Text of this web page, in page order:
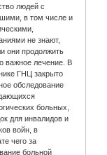
людей с
в том числе и
не знают,
они продолжить
важное лечение. В
ГНЦ закрыто
обследование
больных,
для инвалидов и
войн, в
чего за
больной